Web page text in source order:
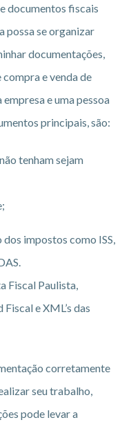
documentos fiscais
possa se organizar
documentações,
e venda de
e uma pessoa
principais, são:
tenham sejam
impostos como ISS,
Fiscal Paulista,
e XML’s das
corretamente
seu trabalho,
pode levar a